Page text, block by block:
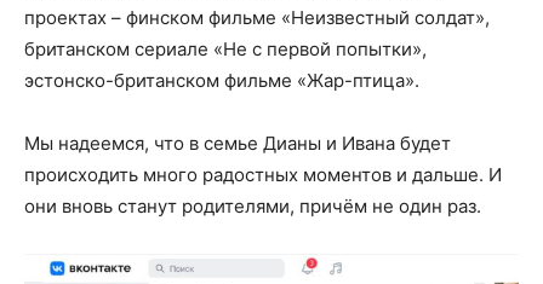
проектах – финском фильме «Неизвестный солдат»,
британском сериале «Не с первой попытки»,
эстонско-британском фильме «Жар-птица».
Мы надеемся, что в семье Дианы и Ивана будет
происходить много радостных моментов и дальше. И
они вновь станут родителями, причём не один раз.